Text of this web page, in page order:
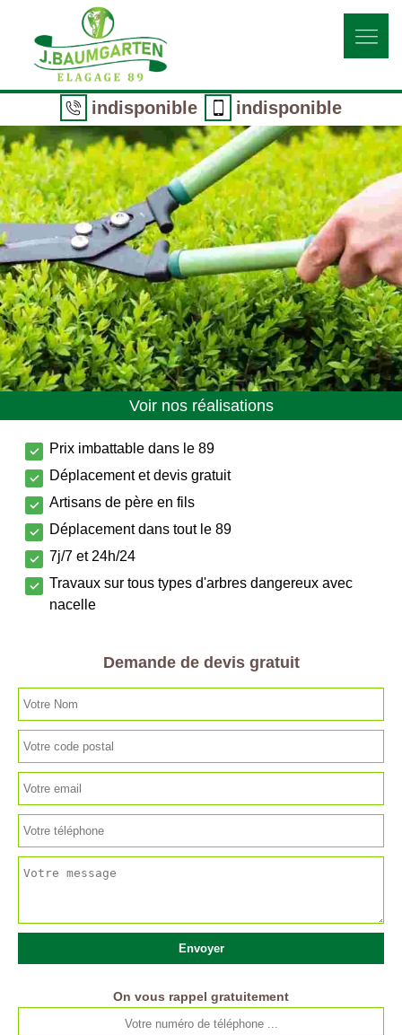
indisponible indisponible
Voir nos réalisations
Prix imbattable dans le 89
Déplacement et devis gratuit
Artisans de père en fils
Déplacement dans tout le 89
7j/7 et 24h/24
Travaux sur tous types d'arbres dangereux avec
nacelle
Demande de devis gratuit
On vous rappel gratuitement